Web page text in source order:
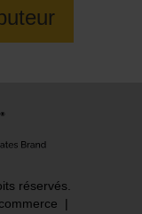
réservés.
|